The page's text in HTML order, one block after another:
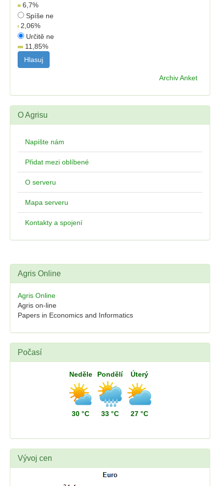
6,7%
Spíše ne
2,06%
Určitě ne
11,85%
Archiv Anket
O Agrisu
Napište nám
Přidat mezi oblíbené
O serveru
Mapa serveru
Kontakty a spojení
Agris Online
Agris Online
Agris on-line
Papers in Economics and Informatics
Počasí
Neděle
30 °C
Pondělí
33 °C
Úterý
27 °C
Vývoj cen